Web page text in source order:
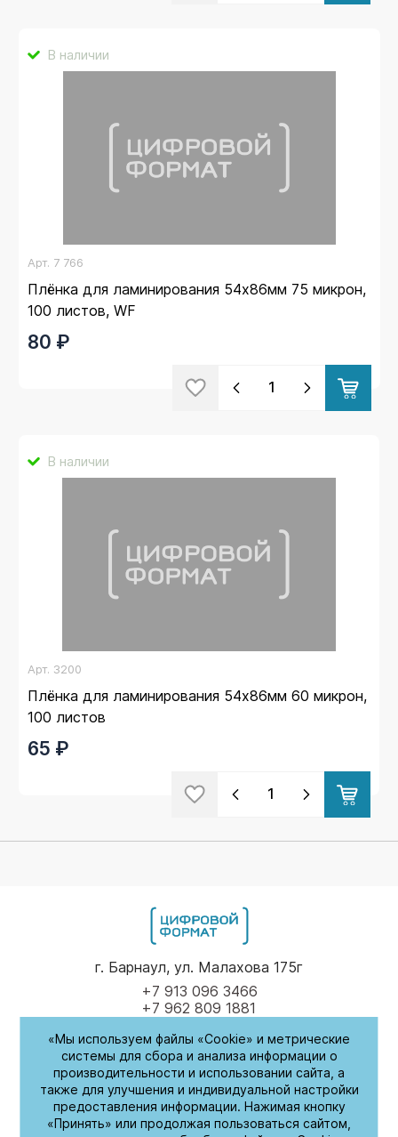
В наличии
Арт. 7 766
Плёнка для ламинирования 54x86мм 75 микрон,
100 листов, WF
80 ₽
В наличии
Арт. 3200
Плёнка для ламинирования 54x86мм 60 микрон,
100 листов
65 ₽
+7 913 096 3466
+7 962 809 1881
г. Барнаул, ул. Малахова 175г
Пн-Пт 9.00 - 17.00
(обед с 14:00-14:30)
СБ-Вс
Выходные
«Мы используем файлы «Cookie» и метрические
системы для сбора и анализа информации о
производительности и использовании сайта, а
также для улучшения и индивидуальной настройки
предоставления информации. Нажимая кнопку
«Принять» или продолжая пользоваться сайтом,